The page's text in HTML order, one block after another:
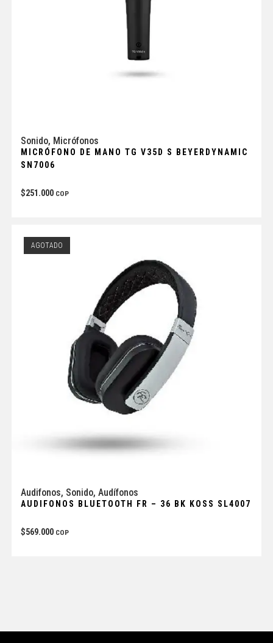
Sonido, Micrófonos
MICRÓFONO DE MANO TG V35D S BEYERDYNAMIC
SN7006
$251.000 COP
AGOTADO
Audifonos, Sonido, Audífonos
AUDIFONOS BLUETOOTH FR – 36 BK KOSS SL4007
$569.000 COP